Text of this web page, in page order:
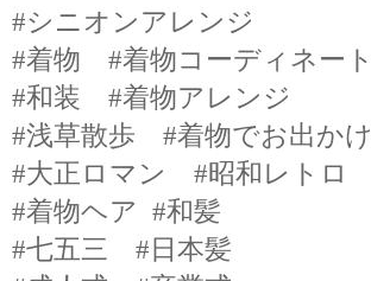
#シニオンアレンジ
#着物 #着物コーディネート
#和装 #着物アレンジ
#浅草散歩 #着物でお出かけ
#大正ロマン #昭和レトロ
#着物ヘア #和髪
#七五三 #日本髪